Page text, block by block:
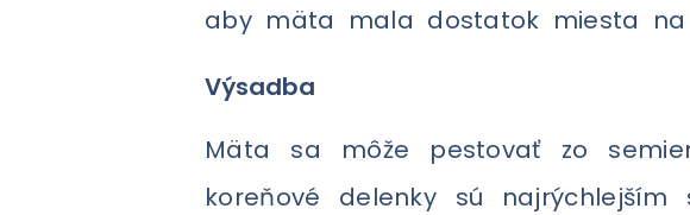
aby mäta mala dostatok miesta na
Výsadba
Mäta sa môže pestovať zo
koreňové delenky sú